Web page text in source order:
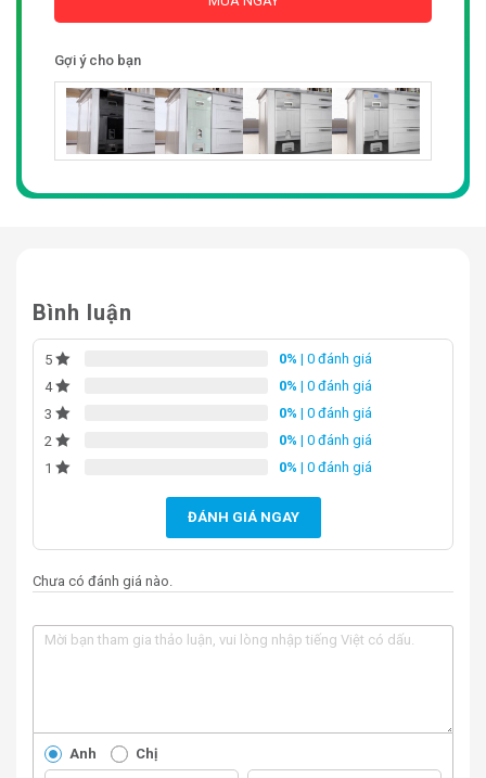
Gợi ý cho bạn
Bình luận
5 0% | 0 đánh giá
4
0% | 0 đánh giá
3
0% | 0 đánh giá
2
0% | 0 đánh giá
1
0% | 0 đánh giá
ĐÁNH GIÁ NGAY
Chưa có đánh giá nào.
Anh Chị